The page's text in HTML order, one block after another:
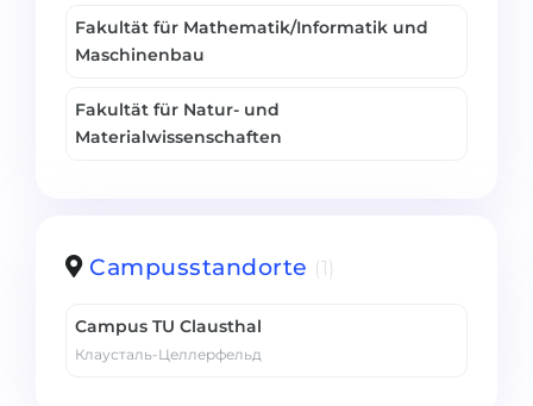
Fakultät für Mathematik/Informatik und
Maschinenbau
Fakultät für Natur- und
Materialwissenschaften
Campusstandorte (1)
Campus TU Clausthal
Клаусталь-Целлерфельд